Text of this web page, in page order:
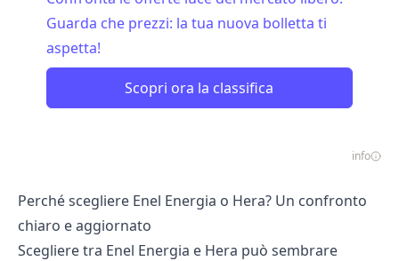
Guarda che prezzi: la tua nuova bolletta ti
aspetta!
Scopri ora la classifica
info
Perché scegliere Enel Energia o Hera? Un confronto
chiaro e aggiornato
Scegliere tra Enel Energia e Hera può sembrare